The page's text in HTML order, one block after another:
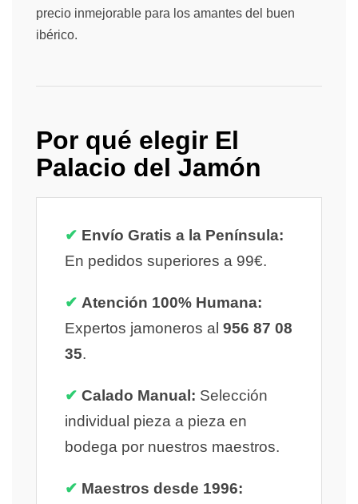
precio inmejorable para los amantes del buen
ibérico.
Por qué elegir El
Palacio del Jamón
✔ Envío Gratis a la Península:
En pedidos superiores a 99€.
✔ Atención 100% Humana:
Expertos jamoneros al 956 87 08
35.
✔ Calado Manual: Selección
individual pieza a pieza en
bodega por nuestros maestros.
✔ Maestros desde 1996: